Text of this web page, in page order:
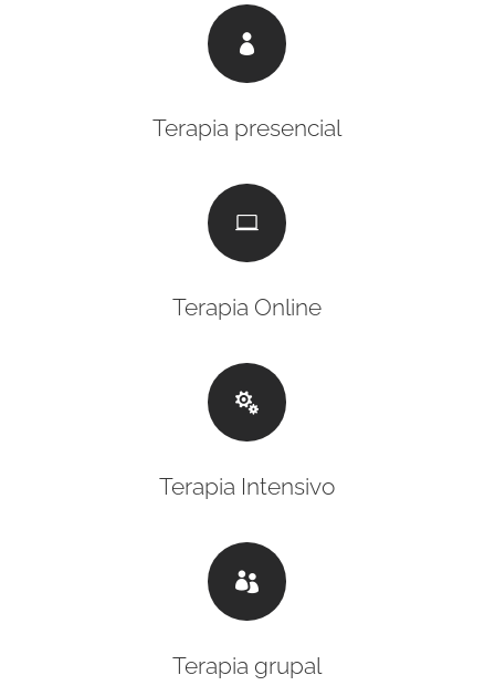

Terapia presencial

Terapia Online

Terapia Intensivo

Terapia grupal